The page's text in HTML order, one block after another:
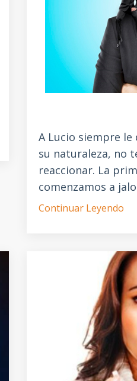
A Lucio siempre
su naturaleza, no
reaccionar. La
comenzamos a
Continuar Leyendo